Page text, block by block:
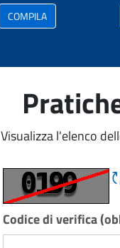
COMPILA
Visualizza l'elenco
Codice di verifica